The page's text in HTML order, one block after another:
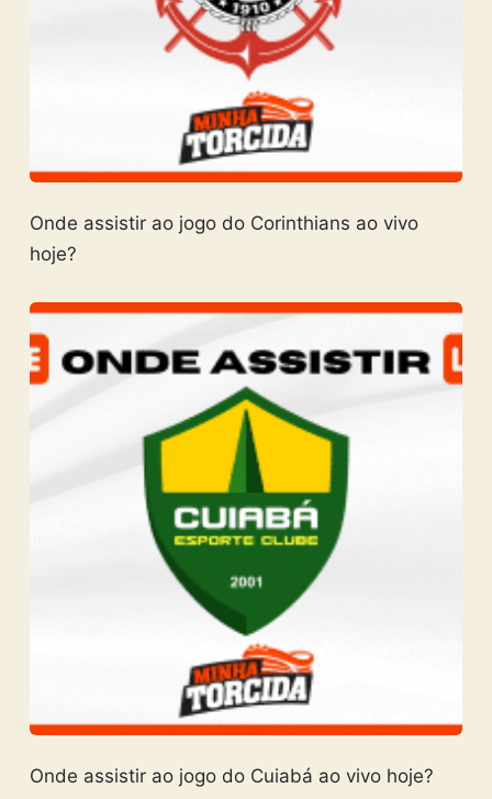
Onde assistir ao jogo do Corinthians ao vivo
hoje?
Onde assistir ao jogo do Cuiabá ao vivo hoje?